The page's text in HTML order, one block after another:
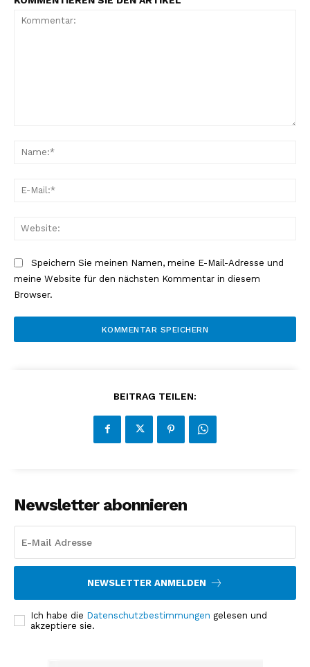
Speichern Sie meinen Namen, meine E-Mail-Adresse und
meine Website für den nächsten Kommentar in diesem
Browser.
BEITRAG TEILEN:
Newsletter abonnieren
NEWSLETTER ANMELDEN
Ich habe die Datenschutzbestimmungen gelesen und
akzeptiere sie.